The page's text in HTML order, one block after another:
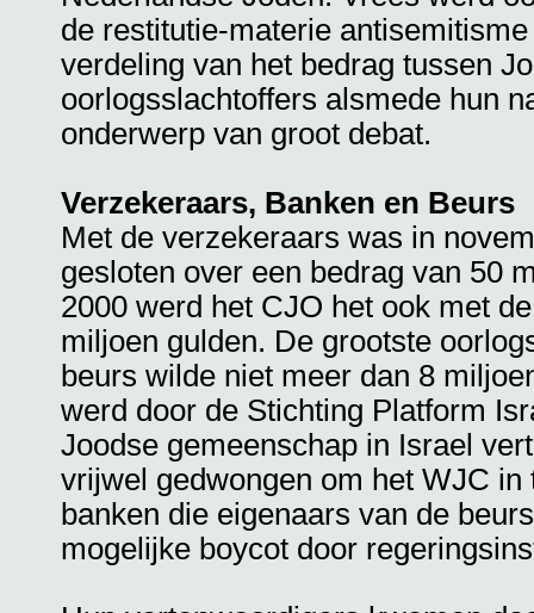
de restitutie-materie
verdeling van het bedrag tussen
oorlogsslachtoffers alsmede hun
onderwerp van groot debat.
Verzekeraars, Banken en Beurs
Met de verzekeraars was in
gesloten over een bedrag van 50
2000 werd het CJO het ook met
miljoen gulden. De grootste
beurs wilde niet meer dan 8
werd door de Stichting Platform
Joodse gemeenschap in Israel
vrijwel gedwongen om het WJC in
banken die eigenaars van de
mogelijke boycot door